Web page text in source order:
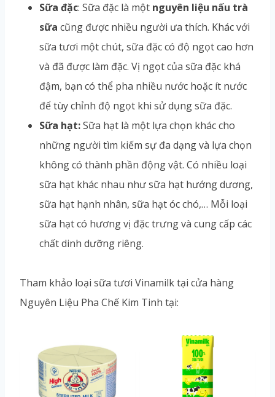
Sữa đặc: Sữa đặc là một nguyên liệu nấu trà
sữa cũng được nhiều người ưa thích. Khác với
sữa tươi một chút, sữa đặc có độ ngọt cao hơn
và đã được làm đặc. Vị ngọt của sữa đặc khá
đậm, bạn có thể pha nhiều nước hoặc ít nước
để tùy chỉnh độ ngọt khi sử dụng sữa đặc.
Sữa hạt:Sữa hạt là một lựa chọn khác cho
những người tìm kiếm sự đa dạng và lựa chọn
không có thành phần động vật. Có nhiều loại
sữa hạt khác nhau như sữa hạt hướng dương,
sữa hạt hạnh nhân, sữa hạt óc chó,… Mỗi loại
sữa hạt có hương vị đặc trưng và cung cấp các
chất dinh dưỡng riêng.
Tham khảo loại sữa tươi Vinamilk tại cửa hàng
Nguyên Liệu Pha Chế Kim Tinh tại: